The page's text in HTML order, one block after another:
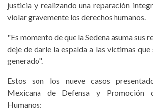
justicia y realizando una reparación
violar gravemente los derechos humanos.
"Es momento de que la Sedena asuma sus
deje de darle la espalda a las víctimas que
generado".
Estos son los nueve casos
Mexicana de Defensa y Promoción
Humanos: